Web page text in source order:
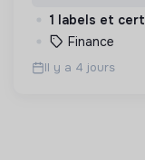
1 labels et
Finance
Il y a 4 jours